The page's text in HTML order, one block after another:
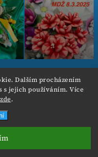
Dalším procházením
s jejich používáním. Více
zde.
z důvodu
:-)